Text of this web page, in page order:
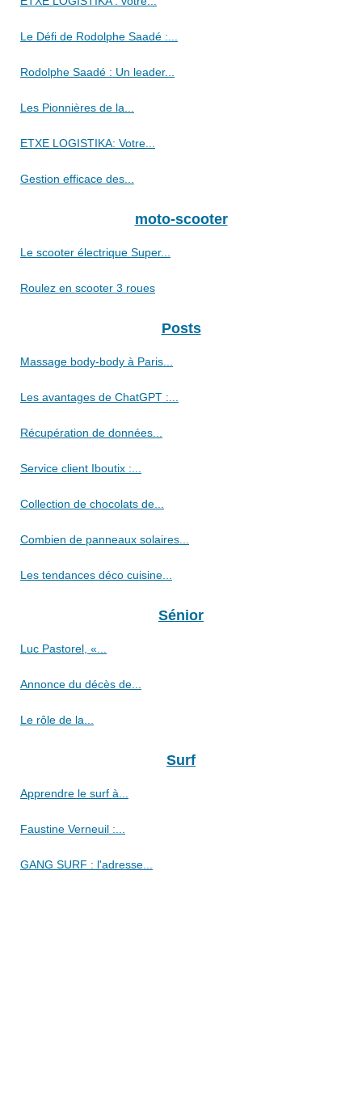
Le Défi de Rodolphe Saadé :...
Rodolphe Saadé : Un leader...
Les Pionnières de la...
ETXE LOGISTIKA: Votre...
Gestion efficace des...
moto-scooter
Le scooter électrique Super...
Roulez en scooter 3 roues
Posts
Massage body-body à Paris...
Les avantages de ChatGPT :...
Récupération de données...
Service client Iboutix :...
Collection de chocolats de...
Combien de panneaux solaires...
Les tendances déco cuisine...
Sénior
Luc Pastorel, «...
Annonce du décès de...
Le rôle de la...
Surf
Apprendre le surf à...
Faustine Verneuil :...
GANG SURF : l'adresse...